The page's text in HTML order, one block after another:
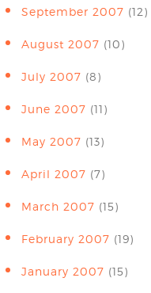
September 2007 (12)
August 2007 (10)
July 2007 (8)
June 2007 (11)
May 2007 (13)
April 2007 (7)
March 2007 (15)
February 2007 (19)
January 2007 (15)